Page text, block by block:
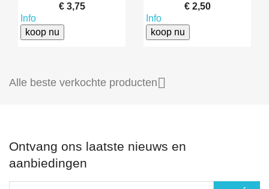
€ 3,75
Info
koop nu
€ 2,50
Info
koop nu
Alle beste verkochte producten
Ontvang ons laatste nieuws en
aanbiedingen